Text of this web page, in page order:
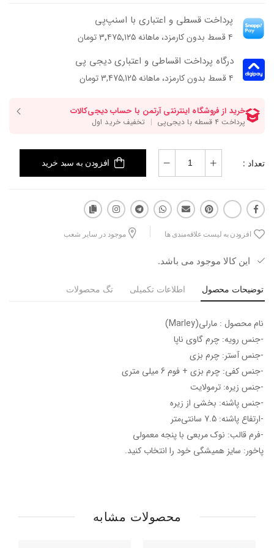
پرداخت قسطی و اعتباری با اسنپ‌پی
۴ قسط بدون کارمزد، ماهانه ۳٬۴۷۵٬۱۲۵ تومان
درگاه پرداخت اقساطی و اعتباری دیجی پی
۴ قسط بدون کارمزد، ماهانه 3,475,125 تومان
تعداد : افزودن به سبد خرید
افزودن به لیست علاقه‌مندی ها موجود در سایر شعب
این کالا موجود می باشد.
توضیحات محصول اطلاعات تکمیلی تگ محصولات
نام محصول : مارلی(Marley)
-جنس رویه: چرم گاوی ناپا
-جنس آستر: چرم بزی
-جنس کفی: چرم بزی + فوم 6 میلی متری
-جنس زیره: ترمولایت
-جنس پاشنه: بخشی از زیره
-ارتفاع پاشنه: 7.5 سانتی‌متر
-فرم قالب: نوک مربعی با پنجه معمولی
پاخور: سایز همیشگی خود را انتخاب کنید.
محصولات مشابه